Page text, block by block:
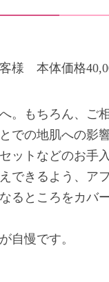
様 本体価格
。もちろん、ご
での地肌への影
ットなどのお手入
できるよう、ア
るところをカバ
自慢です。